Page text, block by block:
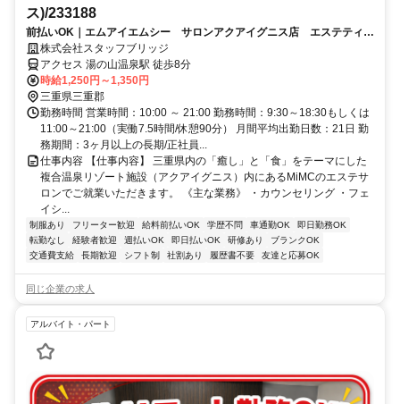
ス)/233188
前払いOK｜エムアイエムシー サロンアクアイグニス店 エステティシ
ャン（制服貸与・車通勤可）
株式会社スタッフブリッジ
アクセス 湯の山温泉駅 徒歩8分
時給1,250円～1,350円
三重県三重郡
勤務時間 営業時間：10:00 ～ 21:00 勤務時間：9:30～18:30もしくは
11:00～21:00（実働7.5時間/休憩90分） 月間平均出勤日数：21日 勤
務期間：3ヶ月以上の長期/正社員...
仕事内容 【仕事内容】 三重県内の「癒し」と「食」をテーマにした
複合温泉リゾート施設（アクアイグニス）内にあるMiMCのエステサ
ロンでご就業いただきます。 《主な業務》 ・カウンセリング ・フェ
イシ...
制服あり フリーター歓迎 給料前払いOK 学歴不問 車通勤OK
即日勤務OK
転勤なし
経験者歓迎 週払いOK 即日払いOK 研修あり
ブランクOK
交通費支給
長期歓迎 シフト制 社割あり 履歴書不要 友達と応募OK
同じ企業の求人
アルバイト・パート